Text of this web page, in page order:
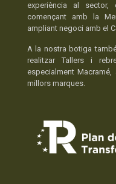
experiència al
començant amb la
ampliant negoci amb el
A la nostra botiga
realitzar Tallers i
especialment
millors marques.